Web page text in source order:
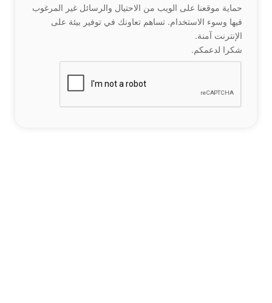
حماية موقعنا على الويب من الاحتيال والرسائل غير المرغوب
فيها وسوء الاستخدام. تساهم تعاونك في توفير بيئة على
الإنترنت آمنة.
شكرا لدعمكم.